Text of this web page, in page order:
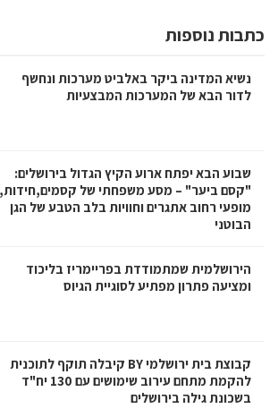
כתבות נוספות
נשיא המדינה ביקר באלביט מערכות ונחשף
לדור הבא של המערכות המבצעיות
שבוע הבא יפתח ארוע הקיץ הגדול בירושלים:
"קסם ביער" – מסע משפחתי של קסמים,חידות,
מופעי רחוב אתגרים וחוויות בלב הטבע של הגן
הבוטני
הירושלמית שמתמודדת בפריימריז בליכוד
ומציעה פתרון מפתיע לסוגיית הגיוס
קבוצת בית ירושלמי BY קיבלה תוקף לתוכנית
להקמת מתחם עירוב שימושים עם 130 יח"ד
בשכונת גילה בירושלים